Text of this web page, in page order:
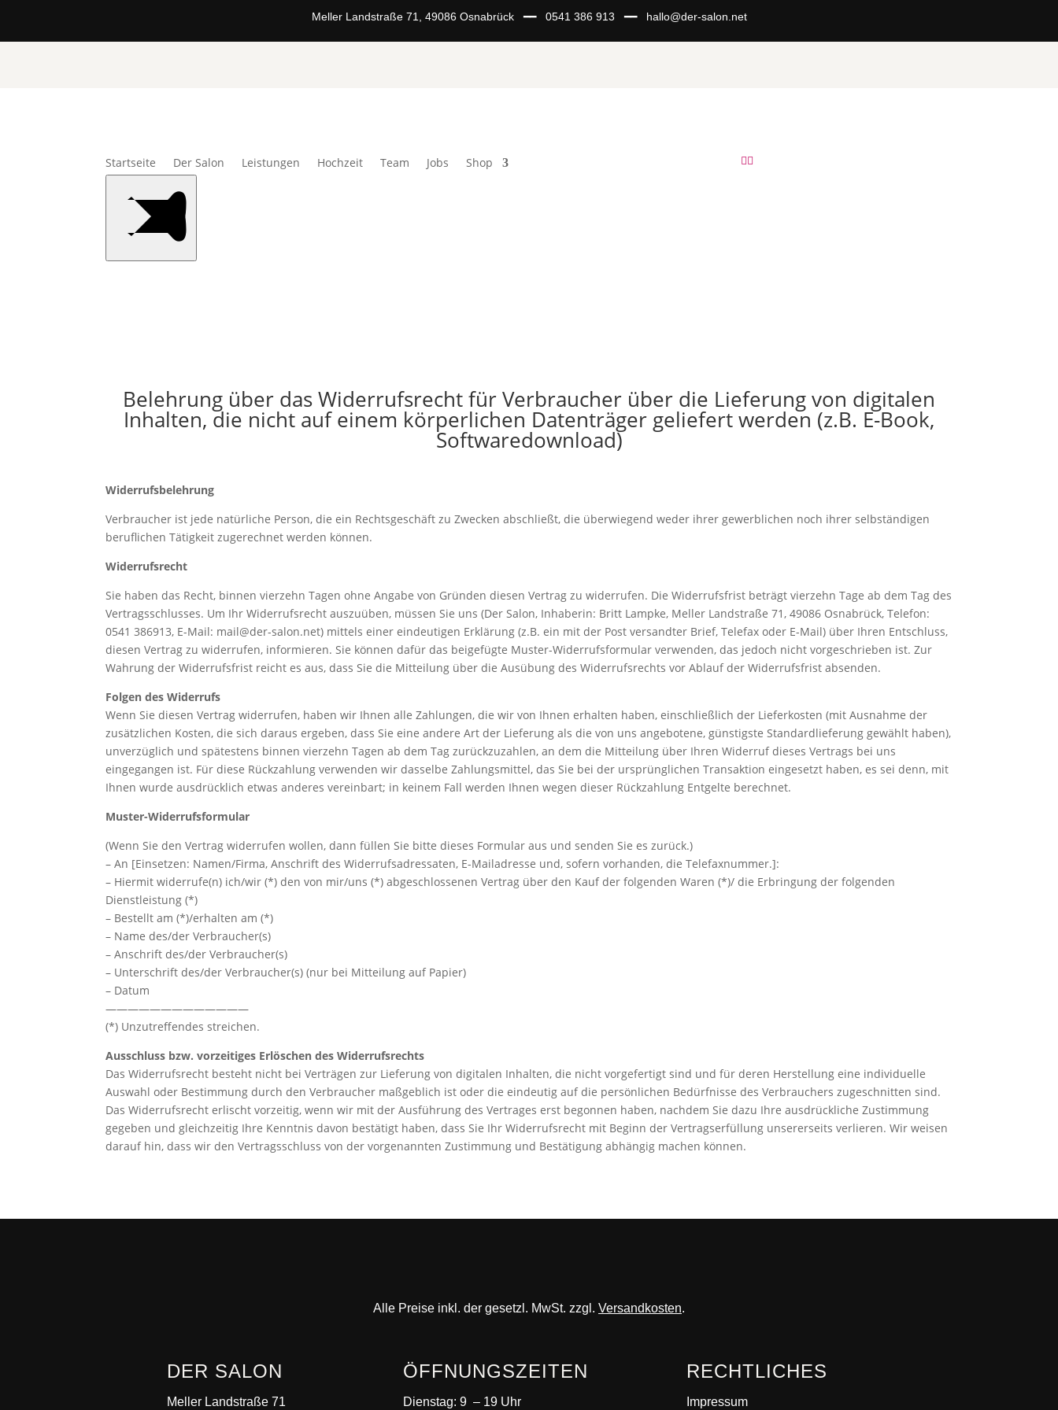
Meller Landstraße 71, 49086 Osnabrück ━━ 0541 386 913 ━━ hallo@der-salon.net
Startseite Der Salon Leistungen Hochzeit Team Jobs Shop 
Belehrung über das Widerrufsrecht für Verbraucher über die Lieferung von digitalen
Inhalten, die nicht auf einem körperlichen Datenträger geliefert werden (z.B. E-Book,
Softwaredownload)
Widerrufsbelehrung
Verbraucher ist jede natürliche Person, die ein Rechtsgeschäft zu Zwecken abschließt, die überwiegend weder ihrer gewerblichen noch ihrer selbständigen
beruflichen Tätigkeit zugerechnet werden können.
Widerrufsrecht
Sie haben das Recht, binnen vierzehn Tagen ohne Angabe von Gründen diesen Vertrag zu widerrufen. Die Widerrufsfrist beträgt vierzehn Tage ab dem Tag des
Vertragsschlusses. Um Ihr Widerrufsrecht auszuüben, müssen Sie uns (Der Salon, Inhaberin: Britt Lampke, Meller Landstraße 71, 49086 Osnabrück, Telefon:
0541 386913, E-Mail: mail@der-salon.net) mittels einer eindeutigen Erklärung (z.B. ein mit der Post versandter Brief, Telefax oder E-Mail) über Ihren Entschluss,
diesen Vertrag zu widerrufen, informieren. Sie können dafür das beigefügte Muster-Widerrufsformular verwenden, das jedoch nicht vorgeschrieben ist. Zur
Wahrung der Widerrufsfrist reicht es aus, dass Sie die Mitteilung über die Ausübung des Widerrufsrechts vor Ablauf der Widerrufsfrist absenden.
Folgen des Widerrufs
Wenn Sie diesen Vertrag widerrufen, haben wir Ihnen alle Zahlungen, die wir von Ihnen erhalten haben, einschließlich der Lieferkosten (mit Ausnahme der
zusätzlichen Kosten, die sich daraus ergeben, dass Sie eine andere Art der Lieferung als die von uns angebotene, günstigste Standardlieferung gewählt haben),
unverzüglich und spätestens binnen vierzehn Tagen ab dem Tag zurückzuzahlen, an dem die Mitteilung über Ihren Widerruf dieses Vertrags bei uns
eingegangen ist. Für diese Rückzahlung verwenden wir dasselbe Zahlungsmittel, das Sie bei der ursprünglichen Transaktion eingesetzt haben, es sei denn, mit
Ihnen wurde ausdrücklich etwas anderes vereinbart; in keinem Fall werden Ihnen wegen dieser Rückzahlung Entgelte berechnet.
Muster-Widerrufsformular
(Wenn Sie den Vertrag widerrufen wollen, dann füllen Sie bitte dieses Formular aus und senden Sie es zurück.)
– An [Einsetzen: Namen/Firma, Anschrift des Widerrufsadressaten, E-Mailadresse und, sofern vorhanden, die Telefaxnummer.]:
– Hiermit widerrufe(n) ich/wir (*) den von mir/uns (*) abgeschlossenen Vertrag über den Kauf der folgenden Waren (*)/ die Erbringung der folgenden
Dienstleistung (*)
– Bestellt am (*)/erhalten am (*)
– Name des/der Verbraucher(s)
– Anschrift des/der Verbraucher(s)
– Unterschrift des/der Verbraucher(s) (nur bei Mitteilung auf Papier)
– Datum
—————————————
(*) Unzutreffendes streichen.
Ausschluss bzw. vorzeitiges Erlöschen des Widerrufsrechts
Das Widerrufsrecht besteht nicht bei Verträgen zur Lieferung von digitalen Inhalten, die nicht vorgefertigt sind und für deren Herstellung eine individuelle
Auswahl oder Bestimmung durch den Verbraucher maßgeblich ist oder die eindeutig auf die persönlichen Bedürfnisse des Verbrauchers zugeschnitten sind.
Das Widerrufsrecht erlischt vorzeitig, wenn wir mit der Ausführung des Vertrages erst begonnen haben, nachdem Sie dazu Ihre ausdrückliche Zustimmung
gegeben und gleichzeitig Ihre Kenntnis davon bestätigt haben, dass Sie Ihr Widerrufsrecht mit Beginn der Vertragserfüllung unsererseits verlieren. Wir weisen
darauf hin, dass wir den Vertragsschluss von der vorgenannten Zustimmung und Bestätigung abhängig machen können.
Alle Preise inkl. der gesetzl. MwSt. zzgl. Versandkosten.
DER SALON
Meller Landstraße 71
ÖFFNUNGSZEITEN
Dienstag: 9 – 19 Uhr
RECHTLICHES
Impressum